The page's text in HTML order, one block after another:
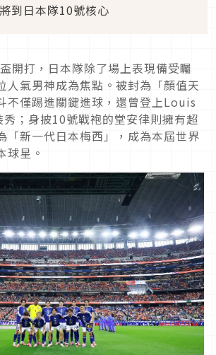
到日本隊10號核心
開打，日本隊除了場上表現備受矚
人氣男神成為焦點。被封為「顏值天
不僅踢進關鍵進球，還曾登上Louis
；身披10號戰袍的堂安律則擁有超
「新一代日本梅西」，成為本屆世界
球星。